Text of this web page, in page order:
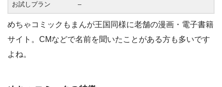
お試しプラン –
めちゃコミックもまんが王国同様に老舗の漫画・電子書籍
サイト。CMなどで名前を聞いたことがある方も多いです
よね。